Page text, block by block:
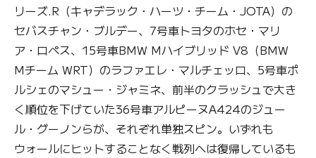
リーズ.R（キャデラック・ハーツ・チーム・JOTA）の
セバスチャン・ブルデー、7号車トヨタのホセ・マリ
ア・ロペス、15号車BMW Mハイブリッド V8（BMW
Mチーム WRT）のラファエレ・マルチェッロ、5号車ポ
ルシェのマシュー・ジャミネ、前半のクラッシュで大き
く順位を下げていた36号車アルピーヌA424のジュー
ル・グーノンらが、それぞれ単独スピン。いずれも
ウォールにヒットすることなく戦列へは復帰しているも